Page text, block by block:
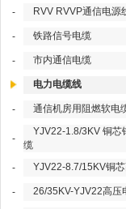
- RVV RVVP通信电源
- 铁路信号电缆
- 市内通信电缆
电力电缆线
- 通信机房用阻燃软电
-
YJV22-1.8/3KV 铜芯
缆
-
YJV22-8.7/15KV铜
- 26/35KV-YJV22高压